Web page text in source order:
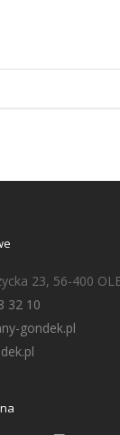
23, 56-400
32 10
gondek.pl